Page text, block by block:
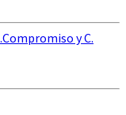
Compromiso y C.